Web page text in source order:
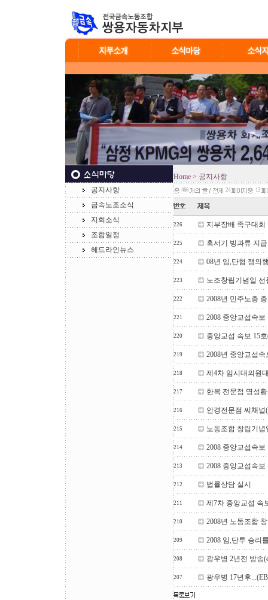
공지사항
금속노조소식
지회소식
조합일정
헤드라인뉴스
Home > 공지사항
466 24 13
226 지부장배 족구대
225 혹서기 빙과류 지
224 08년 임,단협 쟁의
223 노조창립기념일 선
222 2008년 민주노총
221 2008 중앙교섭속
220 중앙교섭 속보 15
219 2008년 중앙교섭
218 제4차 임시대의원
217 한복 전문점 명성
216 안경전문점 씨채
215 노동조합 창립기
214 2008 중앙교섭속
213 2008 중앙교섭속
212 법률상담 실시
211 제7차 중앙교섭 속
210 2008년 노동조합
209 2008 임,단투 승리
208 광우병 2년전 방송
207 광우병 17년후